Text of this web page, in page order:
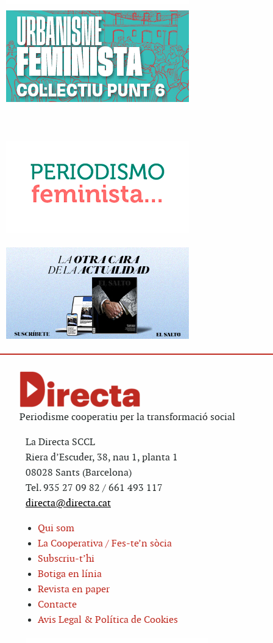
Periodisme cooperatiu per la transformació social
La Directa SCCL
Riera d’Escuder, 38, nau 1, planta 1
08028 Sants (Barcelona)
Tel. 935 27 09 82 / 661 493 117
directa@directa.cat
Qui som
La Cooperativa / Fes-te’n sòcia
Subscriu-t’hi
Botiga en línia
Revista en paper
Contacte
Avis Legal & Política de Cookies